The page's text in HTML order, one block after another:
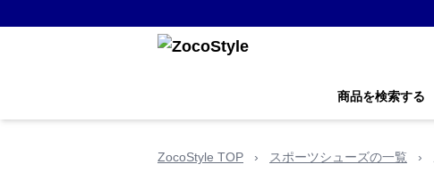
商品を検索する
ZocoStyle TOP › スポーツシューズの一覧 ›